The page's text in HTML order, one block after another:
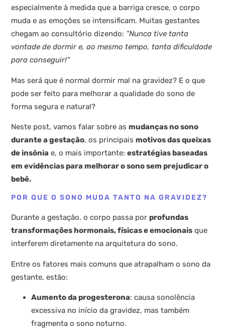
especialmente à medida que a barriga cresce, o corpo
muda e as emoções se intensificam. Muitas gestantes
chegam ao consultório dizendo: “Nunca tive tanta
vontade de dormir e, ao mesmo tempo, tanta dificuldade
para conseguir!”
Mas será que é normal dormir mal na gravidez? E o que
pode ser feito para melhorar a qualidade do sono de
forma segura e natural?
Neste post, vamos falar sobre asmudanças no sono
durante a gestação, os principaismotivos das queixas
de insônia e, o mais importante:estratégias baseadas
em evidências para melhorar o sono sem prejudicar o
bebê.
POR QUE O SONO MUDA TANTO NA GRAVIDEZ?
Durante a gestação, o corpo passa por profundas
transformações hormonais, físicas e emocionais que
interferem diretamente na arquitetura do sono.
Entre os fatores mais comuns que atrapalham o sono da
gestante, estão:
Aumento da progesterona: causa sonolência
excessiva no início da gravidez, mas também
fragmenta o sono noturno.